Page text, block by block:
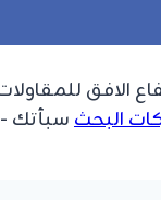
البحثسبأتك -